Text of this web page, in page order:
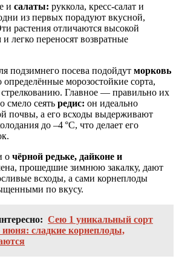
и салаты: руккола, кресс-салат и
из первых порадуют вкусной,
растения отличаются высокой
легко переносят возвратные
подзимнего посева подойдут морковь
морозостойкие сорта,
Главное — правильно их
смело сеять редис: он идеально
почвы, а его всходы выдерживают
до –4 °C, что делает его
о чёрной редьке, дайконе и
прошедшие зимнюю закалку, дают
всходы, а сами корнеплоды
по вкусу.
Сею 1 уникальный сорт
июня: сладкие корнеплоды,